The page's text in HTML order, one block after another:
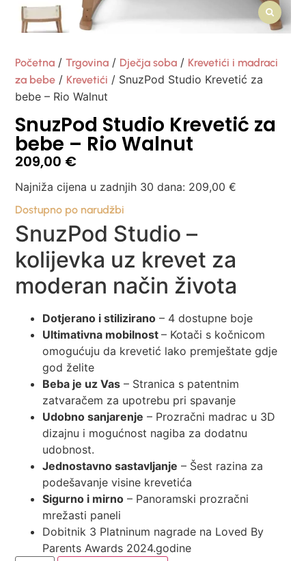
Početna /Trgovina / Dječja soba / Krevetići i madraci
za bebe / Krevetići / SnuzPod Studio Krevetić za
bebe – Rio Walnut
SnuzPod Studio Krevetić za
bebe – Rio Walnut
209,00 €
Najniža cijena u zadnjih 30 dana: 209,00€
Dostupno po narudžbi
SnuzPod Studio –
kolijevka uz krevet za
moderan način života
Dotjerano i stilizirano – 4 dostupne boje
Ultimativna mobilnost– Kotači s kočnicom
omogućuju da krevetić lako premještate gdje
god želite
Beba je uz Vas – Stranica s patentnim
zatvaračem za upotrebu pri spavanje
Udobno sanjarenje – Prozračni madrac u 3D
dizajnu i mogućnost nagiba za dodatnu
udobnost.
Jednostavno sastavljanje – Šest razina za
podešavanje visine krevetića
Sigurno i mirno – Panoramski prozračni
mrežasti paneli
Dobitnik 3 Platninum nagrade na Loved By
Parents Awards 2024.godine